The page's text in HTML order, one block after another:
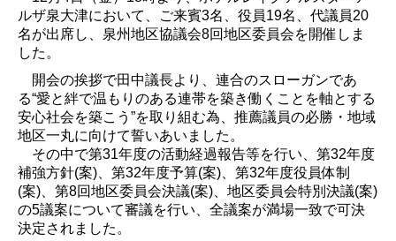
ルザ泉大津において、ご来賓3名、役員19名、代議員20
名が出席し、泉州地区協議会8回地区委員会を開催しま
した。
開会の挨拶で田中議長より、連合のスローガンであ
る“愛と絆で温もりのある連帯を築き働くことを軸とする
安心社会を築こう”を取り組む為、推薦議員の必勝・地域
地区一丸に向けて誓いあいました。
その中で第31年度の活動経過報告等を行い、第32年度
補強方針(案) 、第32年度予算(案) 、第32年度役員体制
(案) 、第8回地区委員会決議(案) 、地区委員会特別決議(案)
の5議案について審議を行い、全議案が満場一致で可決
決定されました。